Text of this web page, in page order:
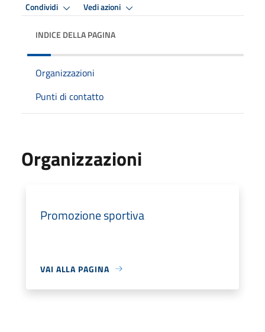
Condividi Vedi azioni
INDICE DELLA PAGINA
Organizzazioni
Punti di contatto
Organizzazioni
Promozione sportiva
VAI ALLA PAGINA